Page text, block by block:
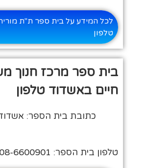
לכל המידע על בית ספר ת"ת מוריה
טלפון
בית ספר מרכז חנוך
חיים באשדוד טלפון
טלפון בית הספר: 08-6600901